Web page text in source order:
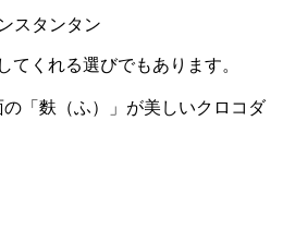
スタンタン
してくれる選びでもあります。
「麩（ふ）」が美しいクロコダ